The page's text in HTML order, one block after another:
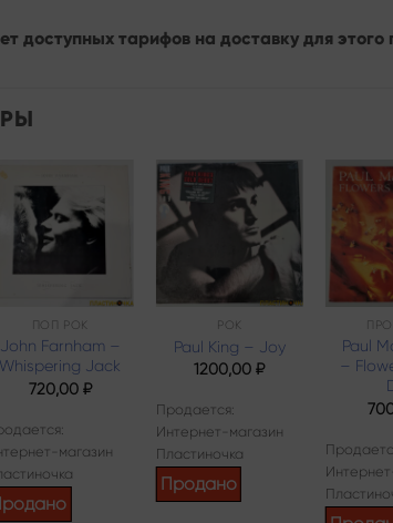
доступных тарифов на доставку для этого
Add to
ПОП РОК
John Farnham –
Whispering Jack
720,00 ₽
магазин
Add to
wishlist
РОК
Paul King – Joy
1200,00₽
Продается:
Интернет-магазин
Пластиночка
Продано
Paul
–